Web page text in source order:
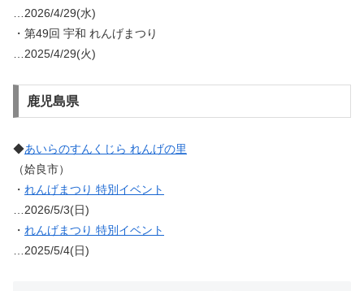
…2026/4/29(水)
・第49回 宇和 れんげまつり
…2025/4/29(火)
鹿児島県
◆あいらのすんくじら れんげの里
（姶良市）
・ れんげまつり 特別イベント
…2026/5/3(日)
・ れんげまつり 特別イベント
…2025/5/4(日)